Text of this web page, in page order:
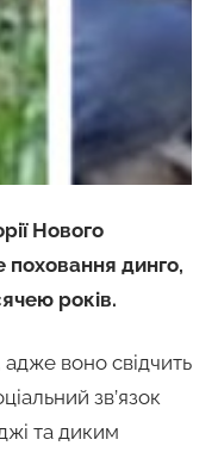
Нового
поховання динго,
років.
воно свідчить
зв’язок
та диким